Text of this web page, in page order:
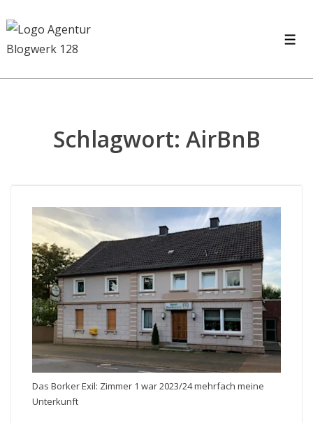
Schlagwort: AirBnB
Das Borker Exil: Zimmer 1 war 2023/24 mehrfach meine
Unterkunft